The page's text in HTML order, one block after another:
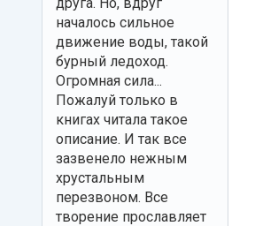
началось сильное
движение воды, такой
бурный ледоход.
Огромная сила...
Пожалуй только в
книгах читала такое
описание. И так все
зазвенело нежным
хрустальным
перезвоном. Все
творение прославляет